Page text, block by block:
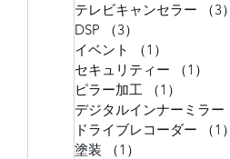
テレビキャンセラー
（3
DSP
（3）
イベント
（1）
セキュリティー
（1）
ピラー加工
（1）
デジタルインナーミラー
ドライブレコーダー
（1
塗装
（1）